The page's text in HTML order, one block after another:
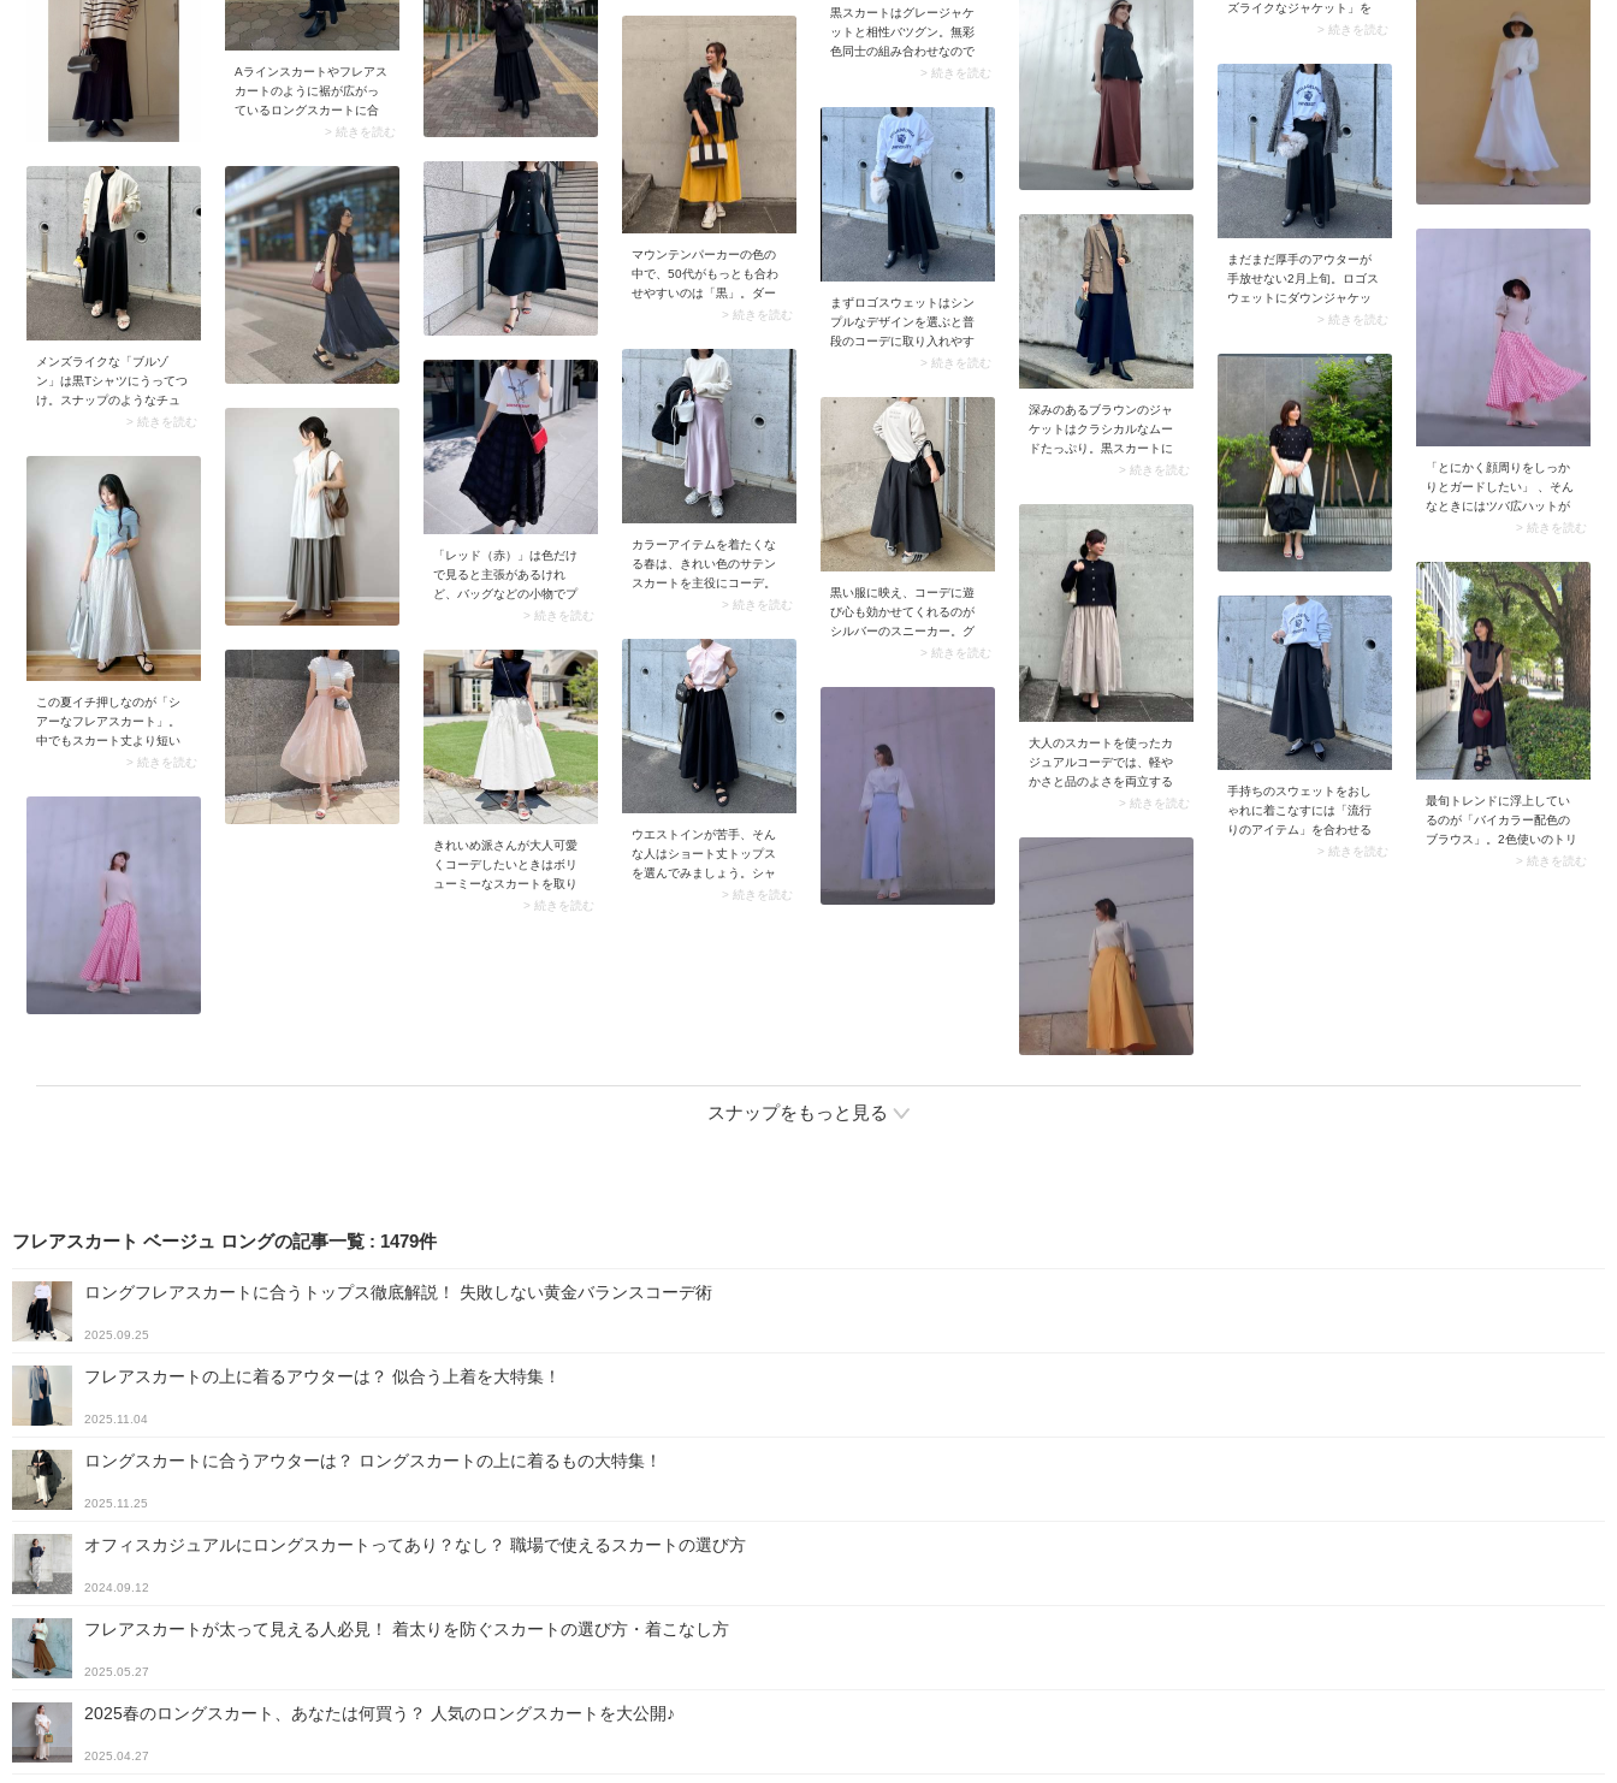
をチョイス。装飾感のない
アイテム同士のコーデです
が、このそぎ落としにより
モダンに見えおしゃれ度が
アップしています。 その
分、小物ではひと工夫。バ
ッグはデザイン性のあるも
のを選び、足元はサンダル
ト作りを意識すればパーフ
ェクトな仕上がりに。
ズライクなジャケット」を
着てみて。下に着る服はぴ
OK。ジャケットを羽織るだ
けで大人っぽさが高まり、
ハンサムなルックスに。そ
の際ジャケット・スカー
ト・インナーを2色以内に抑
えるのがコツ。統一感が生
まれてコーデが整います。
> 続きを読む
黒スカートはグレージャケ
ットと相性バツグン。無彩
色同士の組み合わせなので
コーデの統一感がグンとア
淡がつくため、立体感のあ
るモノトーンカラーコーデ
に決まりますよ。
> 続きを読む
Aラインスカートやフレアス
カートのように裾が広がっ
ているロングスカートに合
わせるブーツは「ショート
覗くことでコーデに抜け感
が生まれ、華奢見えとスタ
イルアップも叶いますよ。
> 続きを読む
マウンテンパーカーの色の
中で、50代がもっとも合わ
せやすいのは「黒」。ダー
クカラーで取り入れること
ジュアル感が抑えられ、大
人っぽく着こなせます。加
えておすすめなのが、フレ
アシルエットやボリューム
袖のデザインを選ぶこと。
きれいめ感がグンとアップ
し、マウンテンパーカーの
コーデがラフになりすぎず
タウンユースに馴染みます
よ。
> 続きを読む
まだまだ厚手のアウターが
手放せない2月上旬。ロゴス
ウェットにダウンジャケッ
トやツイードコートを羽織
冬っぽさも控えめに。対し
てスウェットにリラクシー
な雰囲気があるので、重量
感のある冬用アウターも軽
やかに着こなせます。
> 続きを読む
まずロゴスウェットはシン
プルなデザインを選ぶと普
段のコーデに取り入れやす
くなります。例えばクリー
ジロゴが入っているスウェ
ットはぴったり。ここにウ
エスト周りをタイトに絞っ
た黒のロングフレアスカー
トを合わせるとメリハリの
ある着こなしに。足元をツ
ヤのあるブラックブーツで
繋いで、きれいめに仕上げ
てみましょう。
> 続きを読む
メンズライクな「ブルゾ
ン」は黒Tシャツにうってつ
け。スナップのようなチュ
ール生地や白色のアイテム
アップします。さらにブル
ゾンが持つ冬感が消えて軽
やかな仕上がりに。
> 続きを読む
深みのあるブラウンのジャ
ケットはクラシカルなムー
ドたっぷり。黒スカートに
合わせれば落ち着きのある
カートコーデの甘さを抑え
> 続きを読む
「とにかく顔周りをしっか
りとガードしたい」 、そん
なときにはツバ広ハットが
大活躍。ライトベージュの
コーデにも相性よく決まり
ます。 ちなみに風が強い日
の自転車などはツバがめく
れ上がることがあるから、
あごヒモが付いたハットを
選んでおくのがおすすめで
す。
> 続きを読む
カラーアイテムを着たくな
る春は、きれい色のサテン
スカートを主役にコーデ。
ボトムが引き立つよう、ト
ルオーバーなどでシンプル
にまとめましょう。スタイ
リングをきれいめな印象に
寄せたら、足元はあえてス
ニーカーを合わせて軽やか
な抜け感をプラス。簡単な
のに映える、今っぽいサテ
ンスカートコーデが完成し
> 続きを読む
「レッド（赤）」は色だけ
で見ると主張があるけれ
ど、バッグなどの小物でプ
ラスすればいい仕事をして
ントラストが強い配色に負
けない存在感を放ち、キャ
ッチーな遊び心のあるスタ
イリングへと導きます。サ
ンダルやパンプスで赤を差
すのもおすすめ。まとまり
のいいバランスに仕上がり
ますよ。
> 続きを読む
黒い服に映え、コーデに遊
び心も効かせてくれるのが
シルバーのスニーカー。グ
レー色と同じ感覚で使える
く、活躍の幅が広い靴で
ーでクラシックに。スポー
ティなハイテクタイプを選
んで足元を際立たせるのも
おすすめです。
> 続きを読む
この夏イチ押しなのが「シ
アーなフレアスカート」。
中でもスカート丈より短い
裏地が付いているタイプは
け見えの心配がありませ
> 続きを読む
大人のスカートを使ったカ
ジュアルコーデでは、軽や
かさと品のよさを両立する
のがポイント。さらに50代
ーフェクトです。そこでお
合わせ。その際カーディガ
ンの前を留めて着こなすと
上半身がコンパクトにまと
まり、全身のバランスが整
います。フレアスカートや
ギャザースカートもスッキ
リ着こなせますよ。
> 続きを読む
最旬トレンドに浮上してい
るのが「バイカラー配色の
ブラウス」。2色使いのトリ
ミングを施したブラウスは
> 続きを読む
手持ちのスウェットをおし
ゃれに着こなすには「流行
りのアイテム」を合わせる
のが近道。例えばボトムな
> 続きを読む
ウエストインが苦手、そん
な人はショート丈トップス
を選んでみましょう。シャ
ツ・ブラウス・プルオーバ
> 続きを読む
きれいめ派さんが大人可愛
くコーデしたいときはボリ
ューミーなスカートを取り
入れるのがおすすめ。ハリ
> 続きを読む
スナップをもっと見る
フレアスカート ベージュ ロングの記事一覧 : 1479件
ロングフレアスカートに合うトップス徹底解説！ 失敗しない黄金バランスコーデ術
2025.09.25
フレアスカートの上に着るアウターは？ 似合う上着を大特集！
2025.11.04
ロングスカートに合うアウターは？ ロングスカートの上に着るもの大特集！
2025.11.25
オフィスカジュアルにロングスカートってあり？なし？ 職場で使えるスカートの選び方
2024.09.12
フレアスカートが太って見える人必見！ 着太りを防ぐスカートの選び方・着こなし方
2025.05.27
2025春のロングスカート、あなたは何買う？ 人気のロングスカートを大公開♪
2025.04.27